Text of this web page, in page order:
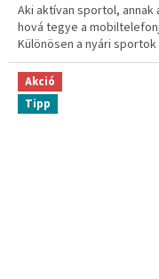
Aki aktívan sportol,
hová tegye a
Különösen a nyári
Akció
Tipp